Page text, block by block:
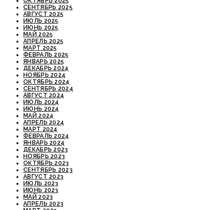
СЕНТЯБРЬ 2025
АВГУСТ 2025
ИЮЛЬ 2025
ИЮНЬ 2025
МАЙ 2025
АПРЕЛЬ 2025
МАРТ 2025
ФЕВРАЛЬ 2025
ЯНВАРЬ 2025
ДЕКАБРЬ 2024
НОЯБРЬ 2024
ОКТЯБРЬ 2024
СЕНТЯБРЬ 2024
АВГУСТ 2024
ИЮЛЬ 2024
ИЮНЬ 2024
МАЙ 2024
АПРЕЛЬ 2024
МАРТ 2024
ФЕВРАЛЬ 2024
ЯНВАРЬ 2024
ДЕКАБРЬ 2023
НОЯБРЬ 2023
ОКТЯБРЬ 2023
СЕНТЯБРЬ 2023
АВГУСТ 2023
ИЮЛЬ 2023
ИЮНЬ 2023
МАЙ 2023
АПРЕЛЬ 2023